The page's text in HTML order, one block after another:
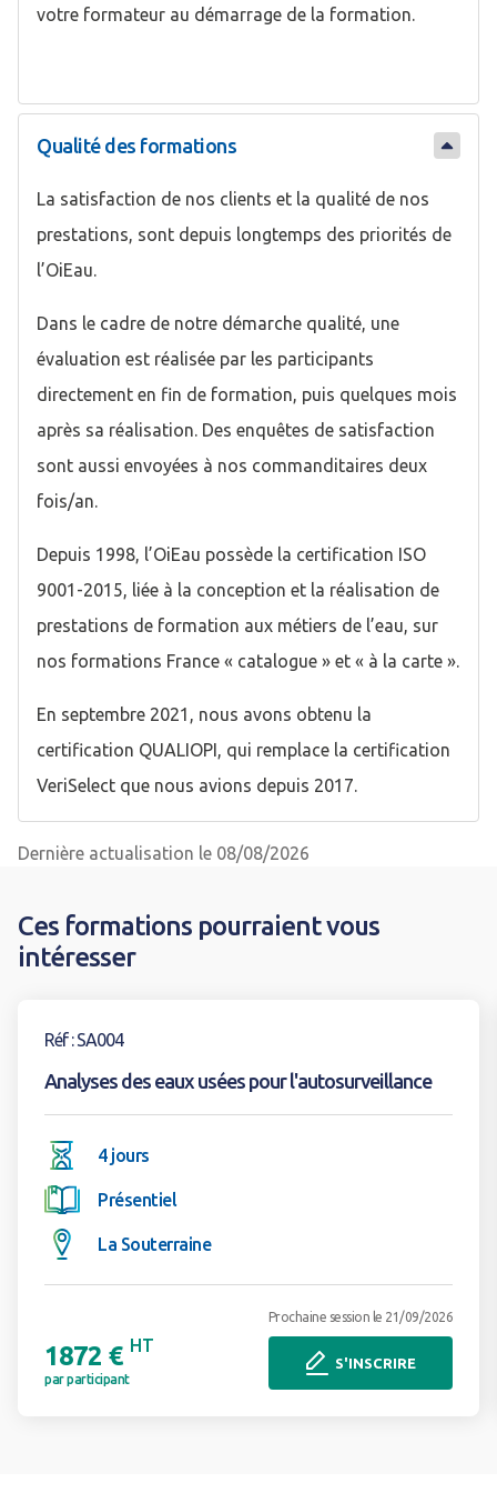
votre formateur au démarrage de la formation.
Qualité des formations
La satisfaction de nos clients et la qualité de nos
prestations, sont depuis longtemps des priorités de
l’OiEau.
Dans le cadre de notre démarche qualité, une
évaluation est réalisée par les participants
directement en fin de formation, puis quelques mois
après sa réalisation. Des enquêtes de satisfaction
sont aussi envoyées à nos commanditaires deux
fois/an.
Depuis 1998, l’OiEau possède la certification ISO
9001-2015, liée à la conception et la réalisation de
prestations de formation aux métiers de l’eau, sur
nos formations France « catalogue » et « à la carte ».
En septembre 2021, nous avons obtenu la
certification QUALIOPI, qui remplace la certification
VeriSelect que nous avions depuis 2017.
Dernière actualisation le 08/08/2026
Ces formations pourraient vous
intéresser
Réf : SA004
Analyses des eaux usées pour l'autosurveillance
4 jours
Présentiel
La Souterraine
1872 € HT
par participant
Prochaine session le 21/09/2026
S'INSCRIRE